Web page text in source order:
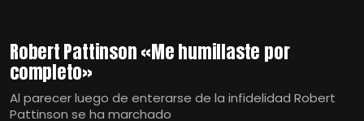
Robert Pattinson «Me humillaste por
completo»
Al parecer luego de enterarse de la infidelidad Robert
Pattinson se ha marchado